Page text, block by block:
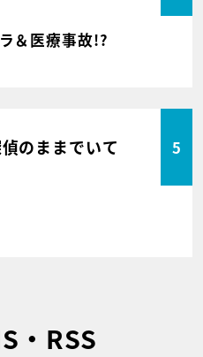
＆医療事故!?
のままでいて 5
・RSS